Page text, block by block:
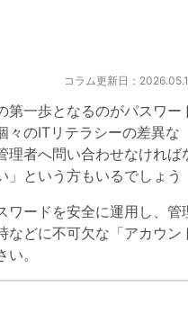
コラム更新日：
一歩となるのがパスワー
々のITリテラシーの差異な
理者へ問い合わせなければ
という方もいるでしょう
ードを安全に運用し、管
どに不可欠な「アカウン
。